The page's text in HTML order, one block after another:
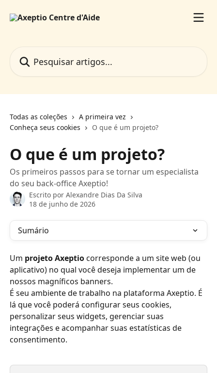
Todas as coleções
A primeira vez
Conheça seus cookies
O que é um projeto?
O que é um projeto?
Os primeiros passos para se tornar um especialista
do seu back-office Axeptio!
Escrito por Alexandre Dias Da Silva
18 de junho de 2026
Sumário
Um projeto Axeptio corresponde a um site web (ou
aplicativo) no qual você deseja implementar um de
nossos magníficos banners.
É seu ambiente de trabalho na plataforma Axeptio. É
lá que você poderá configurar seus cookies,
personalizar seus widgets, gerenciar suas
integrações e acompanhar suas estatísticas de
consentimento.